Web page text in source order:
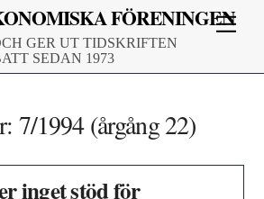
FÖRENINGEN
GER UT TIDSKRIFTEN
SEDAN 1973
7/1994 (årgång 22)
inget stöd för